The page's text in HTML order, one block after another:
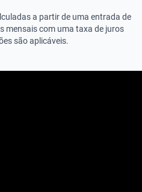
a partir de uma entrada de
mensais com uma taxa de juros
são aplicáveis.